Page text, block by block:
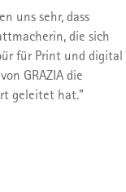
uns sehr, dass
die sich
für Print und digital
GRAZIA die
geleitet hat."